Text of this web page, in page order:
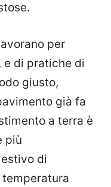
per
di pratiche di
giusto,
già fa
a terra è
più
di
temperatura